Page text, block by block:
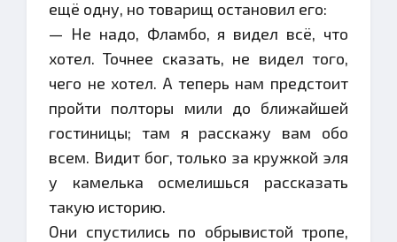
ещё одну, но товарищ остановил его:
— Не надо, Фламбо, я видел всё, что
хотел. Точнее сказать, не видел того,
чего не хотел. А теперь нам предстоит
пройти полторы мили до ближайшей
гостиницы; там я расскажу вам обо
всем. Видит бог, только за кружкой эля
у камелька осмелишься рассказать
такую историю.
Они спустились по обрывистой тропе,